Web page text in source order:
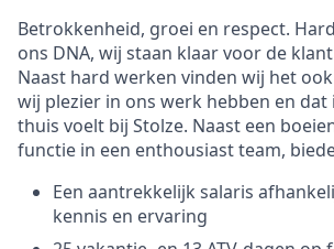
Betrokkenheid, groei en respect.
ons DNA, wij staan klaar voor de
Naast hard werken vinden wij het
wij plezier in ons werk hebben en dat
thuis voelt bij Stolze. Naast een
functie in een enthousiast team,
Een aantrekkelijk salaris
kennis en ervaring